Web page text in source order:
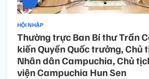
HỘI NHẬP
Thường trực Ban Bí thư Trần
kiến Quyền Quốc trưởng, Chủ
Nhân dân Campuchia, Chủ
viện Campuchia Hun Sen